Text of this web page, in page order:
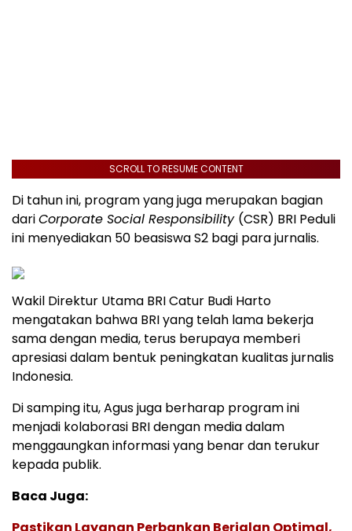
SCROLL TO RESUME CONTENT
Di tahun ini, program yang juga merupakan bagian
dariCorporate Social Responsibility (CSR) BRI Peduli
ini menyediakan 50 beasiswa S2 bagi para jurnalis.
Wakil Direktur Utama BRI Catur Budi Harto
mengatakan bahwa BRI yang telah lama bekerja
sama dengan media, terus berupaya memberi
apresiasi dalam bentuk peningkatan kualitas jurnalis
Indonesia.
Di samping itu, Agus juga berharap program ini
menjadi kolaborasi BRI dengan media dalam
menggaungkan informasi yang benar dan terukur
kepada publik.
Baca Juga: